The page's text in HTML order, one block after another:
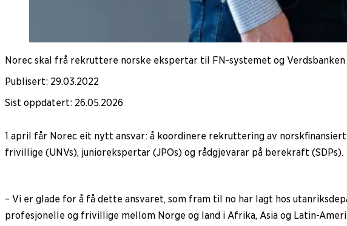
Norec skal frå rekruttere norske ekspertar til FN-systemet og Verdsbanken
Publisert: 29.03.2022
Sist oppdatert: 26.05.2026
1 april får Norec eit nytt ansvar: å koordinere rekruttering av
frivillige (UNVs), juniorekspertar (JPOs) og rådgjevarar på berekraft (SDPs).
– Vi er glade for å få dette ansvaret, som fram til no har lagt hos
profesjonelle og frivillige mellom Norge og land i Afrika, Asia og Latin-